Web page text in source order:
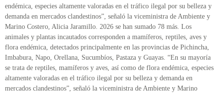
endémica, especies altamente valoradas en el tráfico ilegal por su belleza y
demanda en mercados clandestinos”, señaló la viceministra de Ambiente y
Marino Costero, Alicia Jaramillo. 2026 se han sumado 78 más. Los
animales y plantas incautados corresponden a mamíferos, reptiles, aves y
flora endémica, detectados principalmente en las provincias de Pichincha,
Imbabura, Napo, Orellana, Sucumbíos, Pastaza y Guayas. “En su mayoría
se trata de reptiles, mamíferos y aves, así como de flora endémica, especies
altamente valoradas en el tráfico ilegal por su belleza y demanda en
mercados clandestinos”, señaló la viceministra de Ambiente y Marino